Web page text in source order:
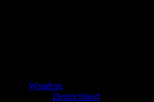
Wandern
Deutschland